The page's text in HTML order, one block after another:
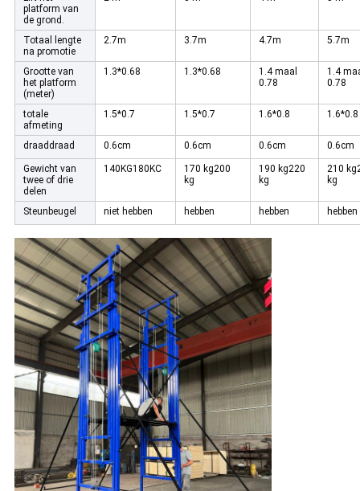
platform van
de grond.
Totaal lengte
na promotie
2.7m 3.7m 4.7m 5.7m
Grootte van
het platform
(meter)
1.3*0.68 1.3*0.68
1.4 maal
0.78
1.4
0.78
totale
afmeting
1.5*0.7 1.5*0.7 1.6*0.8 1.6*0.8
draaddraad 0.6cm 0.6cm 0.6cm 0.6cm
Gewicht van
twee of drie
delen
140KG180KC
170 kg200
kg
190 kg220
kg
210
kg
Steunbeugel niet hebben hebben hebben hebben